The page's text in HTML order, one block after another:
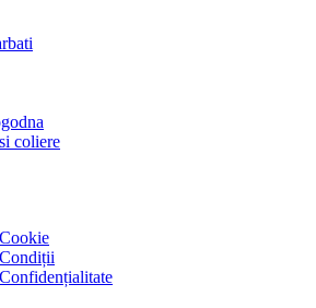
coliere